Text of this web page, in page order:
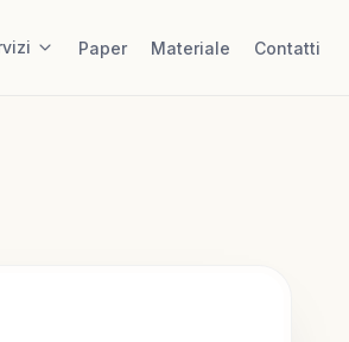
Paper Materiale Contatti